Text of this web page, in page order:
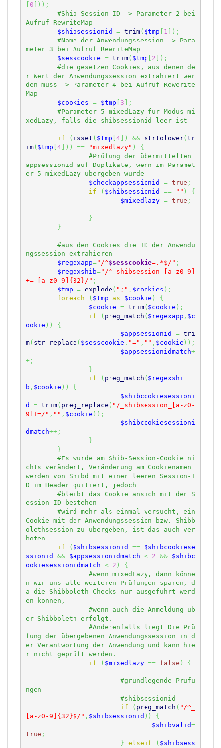
[ 0 ] ) ) ;
#Shib-Session-ID -> Parameter 2 bei
$shibsessionid
= trim( $tmp [ 1 ] ) ;
#Name der Anwendungssession -> Para
$sesscookie = trim( $tmp [ 2 ] ) ;
#die gesetzen Cookies, aus denen de
r Wert der Anwendungssession extrahiert wer
den muss -> Parameter 4 bei Aufruf Rewerite
$cookies = $tmp [ 3 ] ;
#Parameter 5 mixedLazy für Modus mi
xedLazy, falls die shibsessionid leer ist
if ( isset ( $tmp [4] ) && strtolower(tr
im( $tmp [4] ) ) == "mixedlazy" )
{
#Prüfung der übermittelten
appsessionid auf Duplikate, wenn im Paramet
$checkappsessionid
= true ;
if
( $shibsessionid == "" )
{
$mixedlazy = true ;
}
}
#aus den Cookies die ID der Anwendu
$regexapp="/^$sesscookie=.*$/" ;
$regexshib="/^_shibsession_[a-z0-9]
+=_[a-z0-9]{32}/" ;
$tmp = explode ( ";" , $cookies ) ;
foreach
( $tmp as $cookie )
{
$cookie = trim( $cookie ) ;
if
( preg_match ( $regexapp , $c
ookie ) )
{
$appsessionid
= tri
m( str_replace ( $sesscookie . "=" , "" , $cookie ) ) ;
$appsessionidmatch+
+;
}
if
( preg_match ( $regexshi
b , $cookie ) )
{
$shibcookiesessioni
d
= trim( preg_replace ( "/_shibsession_[a-z0-
9]+=/" , "" , $cookie ) ) ;
$shibcookiesessioni
dmatch++;
}
}
#Es wurde am Shib-Session-Cookie ni
chts verändert, Veränderung am Cookienamen
werden von Shibd mit einer leeren Session-I
#bleibt das Cookie ansich mit der S
#wird mehr als einmal versucht, ein
Cookie mit der Anwendungssession bzw. Shibb
olethsession zu übergeben, ist das auch ver
if
( $shibsessionid ==
$shibcookiese
ssionid
&& $appsessionidmatch < 2 &&
$shibc
ookiesessionidmatch < 2 )
{
#wenn mixedLazy, dann könne
n wir uns alle weiteren Prüfungen sparen, d
a die Shibboleth-Checks nur ausgeführt werd
#wenn auch die Anmeldung üb
#Anderenfalls liegt Die Prü
fung der übergebenen Anwendungssession in d
er Verantwortung der Anwendung und kann hie
if
( $mixedlazy == false ) {
#grundlegende Prüfu
if
( preg_match ( "/^_
[a-z0-9]{32}$/" , $shibsessionid ) )
{
$shibvalid=
true ;
} elseif ( $shibsess